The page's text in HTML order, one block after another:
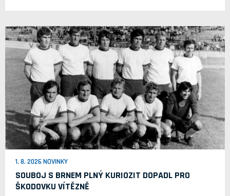
1. 8. 2026 NOVINKY
SOUBOJ S BRNEM PLNÝ KURIOZIT DOPADL PRO
ŠKODOVKU VÍTĚZNĚ